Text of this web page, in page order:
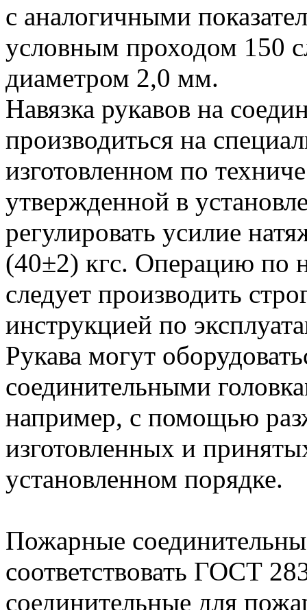
с аналогичными
условным проходом 150
диаметром 2,0 мм.
Навязка рукавов на
производиться на
изготовленном по
утвержденной в
регулировать усилие
(40±2) кгс. Операцию по
следует производить
инструкцией по
Рукава могут
соединительными
например, с помощью
изготовленных и
установленном порядке.
Пожарные
соответствовать ГОСТ
соединительные для